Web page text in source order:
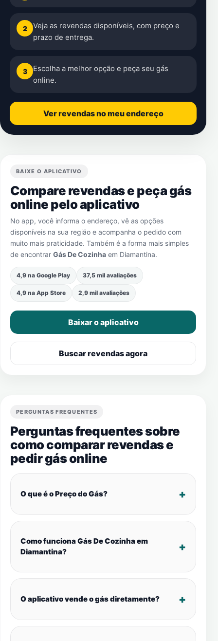
2
Veja as revendas disponíveis, com preço e
prazo de entrega.
3
Escolha a melhor opção e peça seu gás
online.
Ver revendas no meu endereço
BAIXE O APLICATIVO
Compare revendas e peça gás
online pelo aplicativo
No app, você informa o endereço, vê as opções
disponíveis na sua região e acompanha o pedido com
muito mais praticidade. Também é a forma mais simples
de encontrar Gás De Cozinha em Diamantina.
4,9 na Google Play 37,5 mil avaliações
4,9 na App Store 2,9 mil avaliações
Baixar o aplicativo
Buscar revendas agora
PERGUNTAS FREQUENTES
Perguntas frequentes sobre
como comparar revendas e
pedir gás online
O que é o Preço do Gás?
Como funciona Gás De Cozinha em
Diamantina?
O aplicativo vende o gás diretamente?